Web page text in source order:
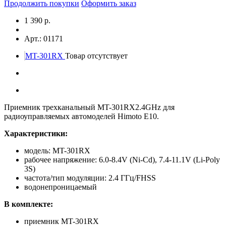
Продолжить покупки Оформить заказ
1 390 р.
Арт.: 01171
MT-301RX Товар отсутствует
Приемник трехканальный MT-301RX2.4GHz для
радиоуправляемых автомоделей Himoto E10.
Характеристики:
модель: MT-301RX
рабочее напряжение: 6.0-8.4V (Ni-Cd), 7.4-11.1V (Li-Poly
3S)
частота/тип модуляции: 2.4 ГГц/FHSS
водонепроницаемый
В комплекте:
приемник MT-301RX